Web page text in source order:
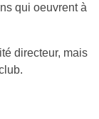
qui oeuvrent à
directeur, mais